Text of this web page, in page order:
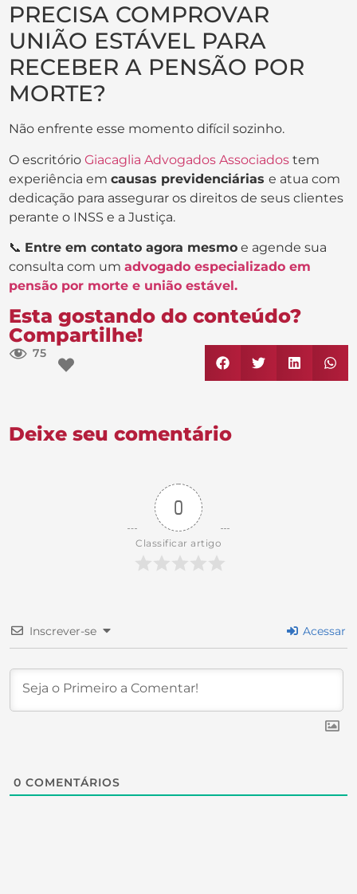
PRECISA COMPROVAR
UNIÃO ESTÁVEL PARA
RECEBER A PENSÃO POR
MORTE?
Não enfrente esse momento difícil sozinho.
O escritório Giacaglia Advogados Associados tem
experiência emcausas previdenciáriase atua com
dedicação para assegurar os direitos de seus clientes
perante o INSS e a Justiça.
📞 Entre em contato agora mesmo e agende sua
consulta com umadvogado especializado em
pensão por morte e união estável.
Esta gostando do conteúdo?
Compartilhe!
75
Deixe seu comentário
0
Classificar artigo
Inscrever-se Acessar
0 COMENTÁRIOS